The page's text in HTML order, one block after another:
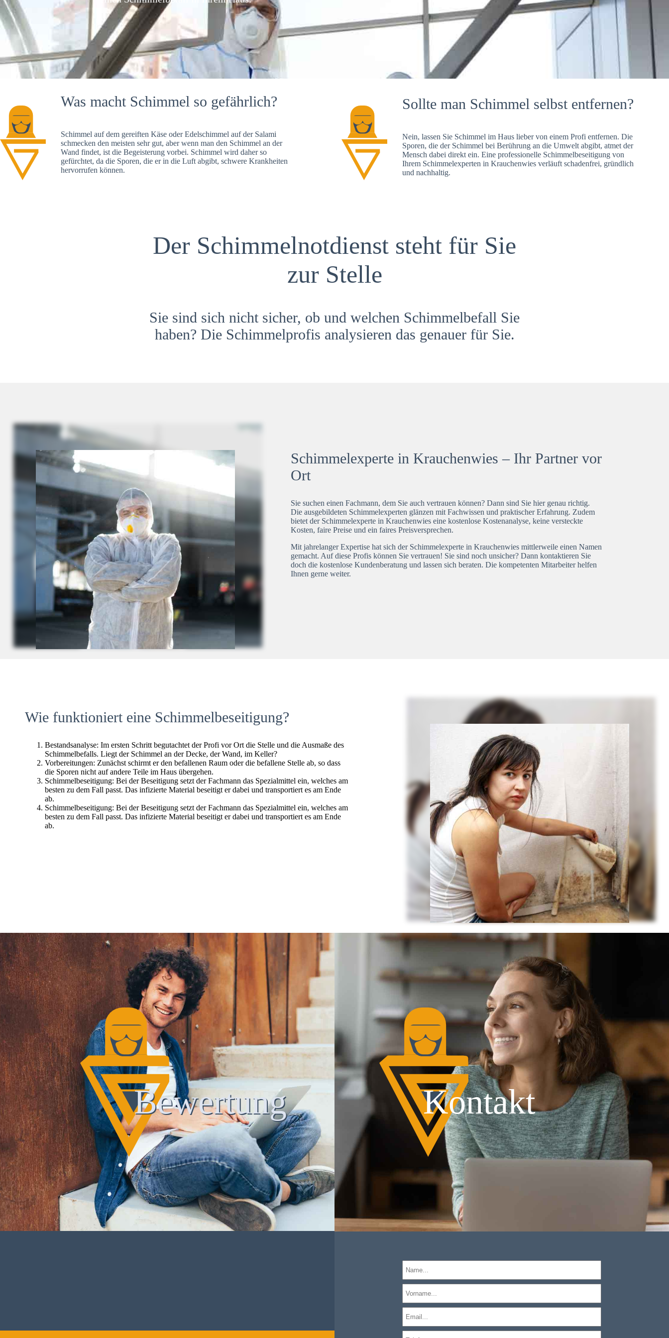
Was macht Schimmel so gefährlich?
Schimmel auf dem gereiften Käse oder Edelschimmel auf der Salami
schmecken den meisten sehr gut, aber wenn man den Schimmel an der
Wand findet, ist die Begeisterung vorbei. Schimmel wird daher so
gefürchtet, da die Sporen, die er in die Luft abgibt, schwere Krankheiten
hervorrufen können.
Sollte man Schimmel selbst entfernen?
Nein, lassen Sie Schimmel im Haus lieber von einem Profi entfernen. Die
Sporen, die der Schimmel bei Berührung an die Umwelt abgibt, atmet der
Mensch dabei direkt ein. Eine professionelle Schimmelbeseitigung von
Ihrem Schimmelexperten in Krauchenwies verläuft schadenfrei, gründlich
und nachhaltig.
Der Schimmelnotdienst steht für Sie
zur Stelle
Sie sind sich nicht sicher, ob und welchen Schimmelbefall Sie
haben? Die Schimmelprofis analysieren das genauer für Sie.
Schimmelexperte in Krauchenwies – Ihr Partner vor
Ort
Sie suchen einen Fachmann, dem Sie auch vertrauen können? Dann sind Sie hier genau richtig.
Die ausgebildeten Schimmelexperten glänzen mit Fachwissen und praktischer Erfahrung. Zudem
bietet der Schimmelexperte in Krauchenwies eine kostenlose Kostenanalyse, keine versteckte
Kosten, faire Preise und ein faires Preisversprechen.
Mit jahrelanger Expertise hat sich der Schimmelexperte in Krauchenwies mittlerweile einen Namen
gemacht. Auf diese Profis können Sie vertrauen! Sie sind noch unsicher? Dann kontaktieren Sie
doch die kostenlose Kundenberatung und lassen sich beraten. Die kompetenten Mitarbeiter helfen
Ihnen gerne weiter.
Wie funktioniert eine Schimmelbeseitigung?
Bestandsanalyse: Im ersten Schritt begutachtet der Profi vor Ort die Stelle und die Ausmaße des
Schimmelbefalls. Liegt der Schimmel an der Decke, der Wand, im Keller?
Vorbereitungen: Zunächst schirmt er den befallenen Raum oder die befallene Stelle ab, so dass
die Sporen nicht auf andere Teile im Haus übergehen.
Schimmelbeseitigung: Bei der Beseitigung setzt der Fachmann das Spezialmittel ein, welches am
besten zu dem Fall passt. Das infizierte Material beseitigt er dabei und transportiert es am Ende
ab.
Schimmelbeseitigung: Bei der Beseitigung setzt der Fachmann das Spezialmittel ein, welches am
besten zu dem Fall passt. Das infizierte Material beseitigt er dabei und transportiert es am Ende
ab.
Bewertung Kontakt